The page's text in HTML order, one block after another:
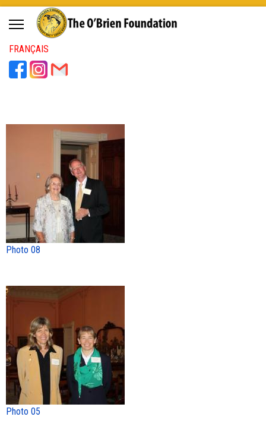
FRANÇAIS
Photo 08
Photo 05